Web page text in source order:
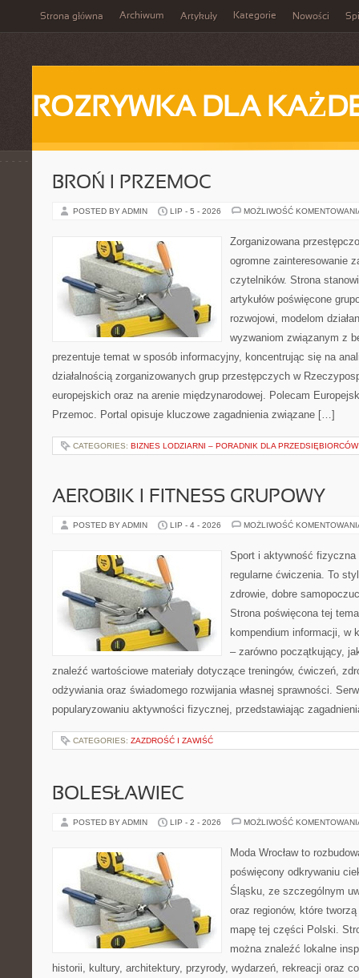
Strona główna Archiwum Artykuły Kategorie Nowości
ROZRYWKA DLA
BROŃ I PRZEMOC
POSTED BY ADMIN LIP - 5 - 2026 MOŻLIWOŚĆ
Zorganizowana
ogromne zainteresowanie
czytelników. Strona
artykułów poświęcone
rozwojowi, modelom
wyzwaniom związanym z
prezentuje temat w sposób informacyjny, koncentrując się na
działalnością zorganizowanych grup przestępczych w
europejskich oraz na arenie międzynarodowej. Polecam
Przemoc. Portal opisuje kluczowe zagadnienia związane […]
CATEGORIES: BIZNES LODZIARNI – PORADNIK DLA PRZEDSIĘBIORCÓW
AEROBIK I FITNESS GRUPOWY
POSTED BY ADMIN LIP - 4 - 2026 MOŻLIWOŚĆ
Sport i aktywność
regularne ćwiczenia. To
zdrowie, dobre
Strona poświęcona tej
kompendium informacji, w
– zarówno początkujący,
znaleźć wartościowe materiały dotyczące treningów, ćwiczeń,
odżywiania oraz świadomego rozwijania własnej sprawności.
popularyzowaniu aktywności fizycznej, przedstawiając
CATEGORIES: ZAZDROŚĆ I ZAWIŚĆ
BOLESŁAWIEC
POSTED BY ADMIN LIP - 2 - 2026 MOŻLIWOŚĆ
Moda Wrocław to
poświęcony odkrywaniu
Śląsku, ze szczególnym
oraz regionów, które
mapę tej części Polski.
można znaleźć lokalne
historii, kultury, architektury, przyrody, wydarzeń, rekreacji oraz